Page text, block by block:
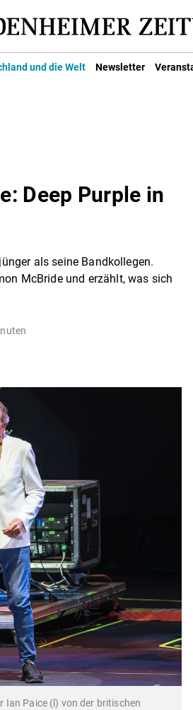
und die Welt Newsletter
Deep Purple in
als seine Bandkollegen.
McBride und erzählt, was sich
Ian Paice (l) von der britischen